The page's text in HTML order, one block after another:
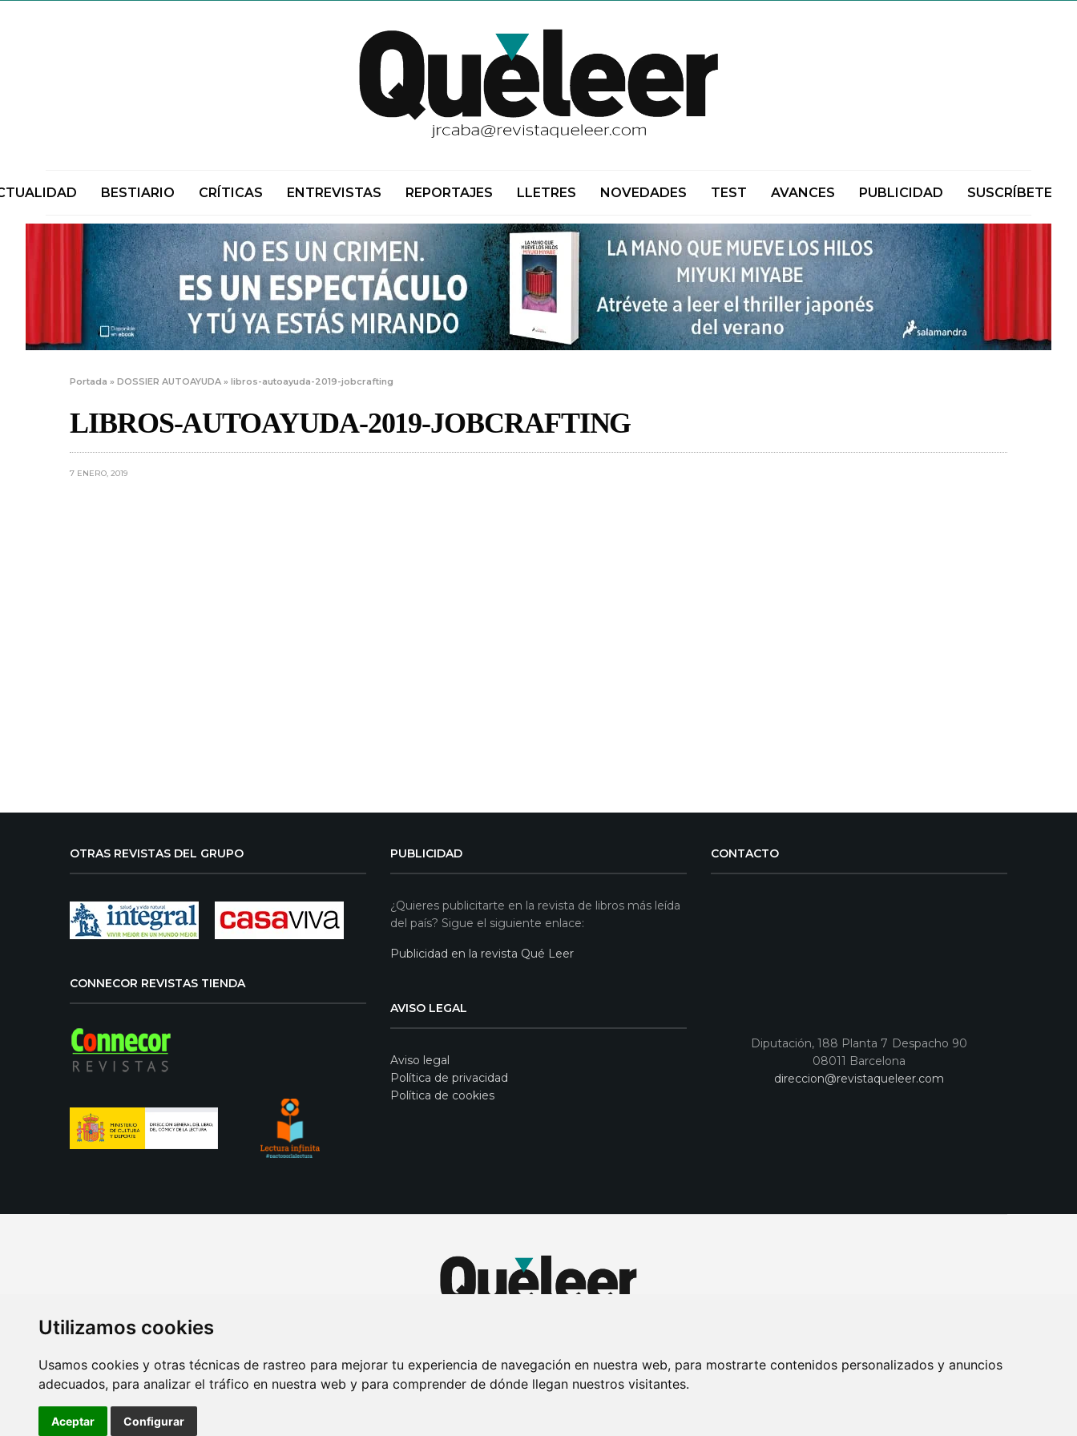
Utilizamos cookies
Usamos cookies y otras técnicas de rastreo para mejorar tu experiencia de navegación en nuestra web, para mostrarte contenidos personalizados y anuncios
adecuados, para analizar el tráfico en nuestra web y para comprender de dónde llegan nuestros visitantes.
Aceptar Configurar
BESTIARIO CRÍTICAS ENTREVISTAS REPORTAJES LLETRES NOVEDADES TEST AVANCES PUBLICIDAD SUSCRÍBETE
Portada »DOSSIER AUTOAYUDA »libros-autoayuda-2019-jobcrafting
LIBROS-AUTOAYUDA-2019-JOBCRAFTING
7 ENERO, 2019
OTRAS REVISTAS DEL GRUPO
CONNECOR REVISTAS TIENDA
PUBLICIDAD
¿Quieres publicitarte en la revista de libros más leída
del país? Sigue el siguiente enlace:
Publicidad en la revista Qué Leer
AVISO LEGAL
Aviso legal
Política de privacidad
Política de cookies
CONTACTO
Diputación, 188 Planta 7 Despacho 90
08011 Barcelona
direccion@revistaqueleer.com
AVISO LEGAL POLITICA DE COOKIES POLITICA DE PRIVACIDAD PUBLICIDAD EN LA REVISTA QUÉ LEER SORTEO-PREESTRENOS